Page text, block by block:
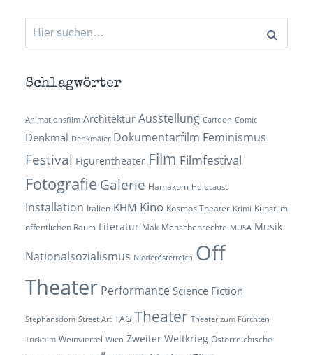
Suchen
nach:
Schlagwörter
Animationsfilm Architektur Ausstellung Cartoon Comic
Denkmal Denkmäler Dokumentarfilm Feminismus
Festival Figurentheater Film Filmfestival
Fotografie Galerie Hamakom Holocaust
Installation Italien KHM Kino Kosmos Theater Krimi Kunst im
öffentlichen Raum Literatur Mak Menschenrechte MUSA Musik
Nationalsozialismus Niederösterreich Off
Theater Performance Science Fiction
Stephansdom Street Art TAG Theater Theater zum Fürchten
Trickfilm Weinviertel Wien Zweiter Weltkrieg Österreichische